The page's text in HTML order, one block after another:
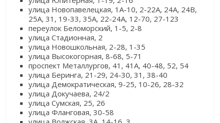
улица Новопавелецкая, 1А-10, 2-22А, 24А, 24В,
25А, 31, 19-33, 35А, 22-24А, 12-70, 27-123
переулок Беломорский, 1-5, 2-8
улица Стадионная, 2
улица Новошкольная, 2-28, 1-35
улица Высокогорная, 8-68, 5-71
проспект Металлургов, 41, 41А, 40-48, 52, 54
улица Беринга, 21-29, 24-30, 31, 38-40
улица Демократическая, 9-25, 10-26, 28-32
улица Докучаева, 24/2
улица Сумская, 25, 26
улица Фланговая, 30-58